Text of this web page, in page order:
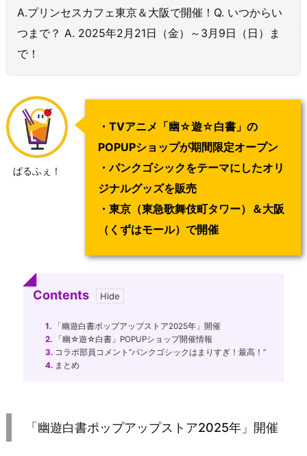
A.プリンセスカフェ東京＆大阪で開催！Q. いつからい
つまで？ A. 2025年2月21日（金）～3月9日（日）ま
で！
ぱるふぇ！
・TVアニメ「幽☆遊☆白書」の
POPUPショップが期間限定オープン
・パンクゴシックをテーマにしたオリ
ジナルグッズを販売
・東京（東急歌舞伎町タワー）＆大阪
（くずはモール）で開催
Contents
1. 「幽遊白書ポップアップストア2025年」開催
2. 「幽☆遊☆白書」POPUPショップ開催情報
3. コラボ部員コメント”パンクゴシックはまりすぎ！最高！”
4. まとめ
「幽遊白書ポップアップストア2025年」開催